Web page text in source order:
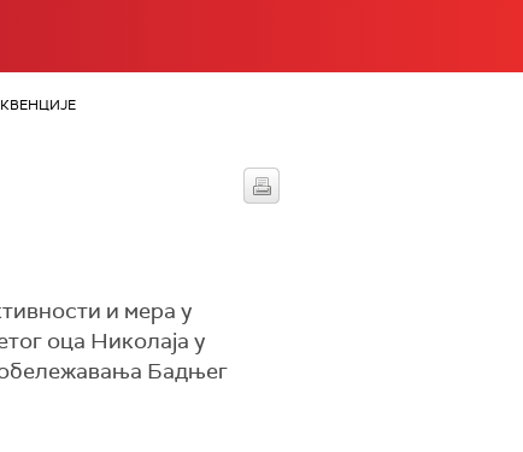
и мера у
оца Николаја у
Бадњег